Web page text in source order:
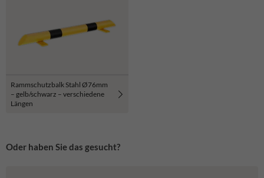
Rammschutzbalk Stahl Ø76mm
– gelb/schwarz – verschiedene
Längen
Oder haben Sie das gesucht?